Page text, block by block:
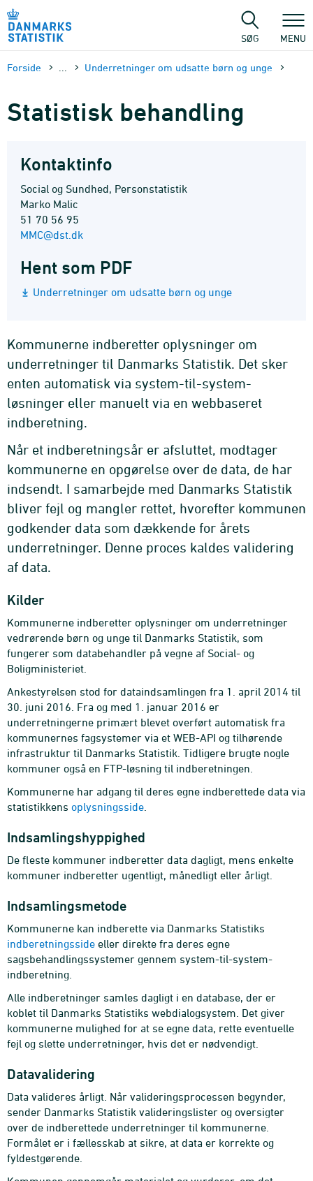
sidens
SØG MENU
Forside Underretninger om udsatte børn og unge
Statistisk behandling
Kontaktinfo
Social og Sundhed, Personstatistik
Marko Malic
51 70 56 95
MMC@dst.dk
Hent som PDF
Underretninger om udsatte børn og unge
Kommunerne indberetter oplysninger om
underretninger til Danmarks Statistik. Det sker
enten automatisk via system-til-system-
løsninger eller manuelt via en webbaseret
indberetning.
Når et indberetningsår er afsluttet, modtager
kommunerne en opgørelse over de data, de har
indsendt. I samarbejde med Danmarks Statistik
bliver fejl og mangler rettet, hvorefter kommunen
godkender data som dækkende for årets
underretninger. Denne proces kaldes validering
af data.
Kilder
Kommunerne indberetter oplysninger om underretninger
vedrørende børn og unge til Danmarks Statistik, som
fungerer som databehandler på vegne af Social- og
Boligministeriet.
Ankestyrelsen stod for dataindsamlingen fra 1. april 2014 til
30. juni 2016. Fra og med 1. januar 2016 er
underretningerne primært blevet overført automatisk fra
kommunernes fagsystemer via et WEB-API og tilhørende
infrastruktur til Danmarks Statistik. Tidligere brugte nogle
kommuner også en FTP-løsning til indberetningen.
Kommunerne har adgang til deres egne indberettede data via
statistikkens oplysningsside
Indsamlingshyppighed
De fleste kommuner indberetter data dagligt, mens enkelte
kommuner indberetter ugentligt, månedligt eller årligt.
Indsamlingsmetode
Kommunerne kan indberette via Danmarks Statistiks
indberetningsside eller direkte fra deres egne
sagsbehandlingssystemer gennem system-til-system-
indberetning.
Alle indberetninger samles dagligt i en database, der er
koblet til Danmarks Statistiks webdialogsystem. Det giver
kommunerne mulighed for at se egne data, rette eventuelle
fejl og slette underretninger, hvis det er nødvendigt.
Datavalidering
Data valideres årligt. Når valideringsprocessen begynder,
sender Danmarks Statistik valideringslister og oversigter
over de indberettede underretninger til kommunerne.
Formålet er i fællesskab at sikre, at data er korrekte og
fyldestgørende.